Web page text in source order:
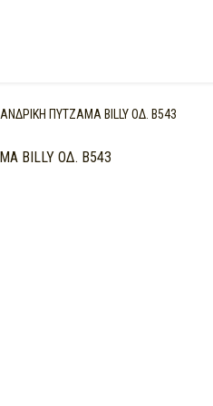
ΑΝΔΡΙΚΗ ΠΥΤΖΑΜΑ BILLY ΟΔ. Β543